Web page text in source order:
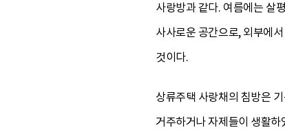
사랑방과 같다. 여름에는 살
사사로운 공간으로, 외부에
것이다.
상류주택 사랑채의 침방은
거주하거나 자제들이 생활